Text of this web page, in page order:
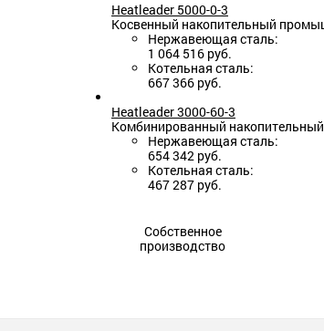
Heatleader 5000-0-3
Косвенный накопительный
Нержавеющая сталь:
1 064 516 руб.
Котельная сталь:
667 366 руб.
Heatleader 3000-60-3
Комбинированный накопительный
Нержавеющая сталь:
654 342 руб.
Котельная сталь:
467 287 руб.
Собственное
производство